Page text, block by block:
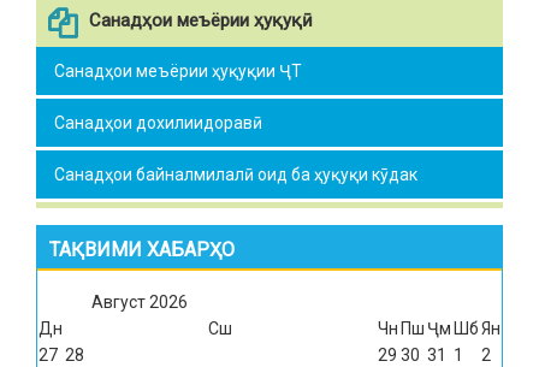
Санадҳои меъёрии ҳуқуқӣ
Санадҳои меъёрии ҳуқуқии ҶТ
Санадҳои дохилиидоравӣ
Санадҳои байналмилалӣ оид ба ҳуқуқи кӯдак
ТАҚВИМИ ХАБАРҲО
Август2026
Дн
Сш Чн Пш Ҷм ШбЯн
27 28 29 30 31 1 2